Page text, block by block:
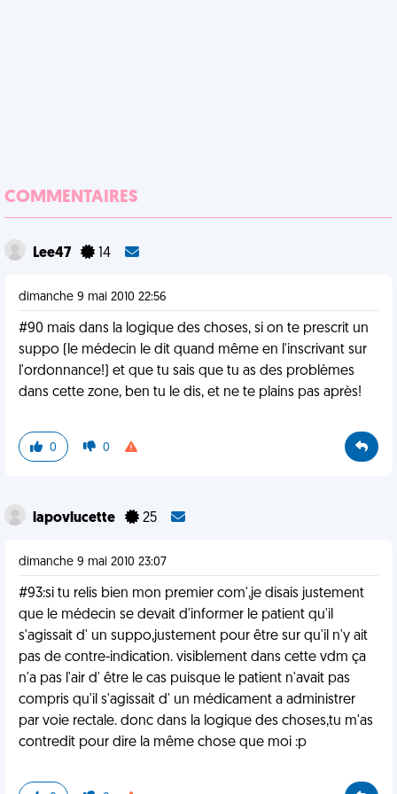
COMMENTAIRES
Lee47 14
dimanche 9 mai 2010 22:56
#90 mais dans la logique des choses, si on te prescrit un
suppo (le médecin le dit quand même en l'inscrivant sur
l'ordonnance!) et que tu sais que tu as des problèmes
dans cette zone, ben tu le dis, et ne te plains pas après!
0 0
lapovlucette 25
dimanche 9 mai 2010 23:07
#93:si tu relis bien mon premier com',je disais justement
que le médecin se devait d'informer le patient qu'il
s'agissait d' un suppo,justement pour être sur qu'il n'y ait
pas de contre-indication. visiblement dans cette vdm ça
n'a pas l'air d' être le cas puisque le patient n'avait pas
compris qu'il s'agissait d' un médicament a administrer
par voie rectale. donc dans la logique des choses,tu m'as
contredit pour dire la même chose que moi :p